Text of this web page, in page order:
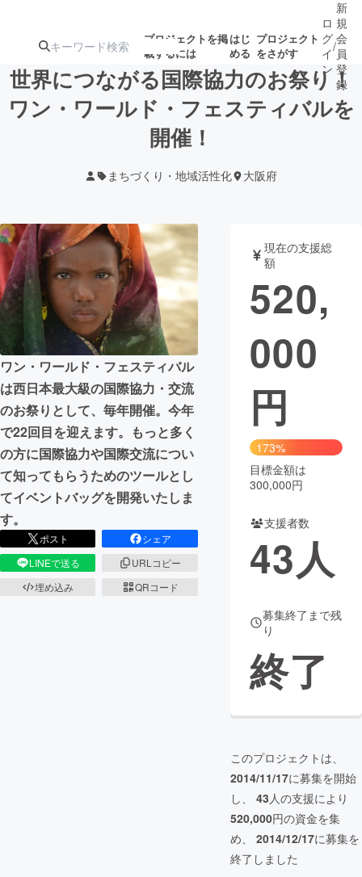
プロジェクトを掲
載するには
はじ
める
プロジェクト
をさがす
注目の新着プロ 募集終了が近いプ
テクノロジー・ガジェット
映像・映画 書籍・雑誌
ビジネス・起業 チャレンジ
まちづくり・地域活性化
CAMPFIRE for Social Good
CAMPFIRE Creation
CAMPFIREふるさと納税
コミュニティ
ロ
グ
イ
ン
/
新
規
会
員
登
録
世界につながる国際協力のお祭り！
ワン・ワールド・フェスティバルを
開催！
まちづくり・地域活性化 大阪府
ワン・ワールド・フェスティバル
は西日本最大級の国際協力・交流
のお祭りとして、毎年開催。今年
で22回目を迎えます。もっと多く
の方に国際協力や国際交流につい
て知ってもらうためのツールとし
てイベントバッグを開発いたしま
す。
ポスト
シェア
LINEで送る
URLコピー
埋め込み
QRコード
現在の支援総
額
520,
000
円
173%
目標金額は
300,000円
支援者数
43人
募集終了まで残
り
終了
このプロジェクトは、
2014/11/17に募集を開始
し、 43人の支援により
520,000円の資金を集
め、 2014/12/17に募集を
終了しました